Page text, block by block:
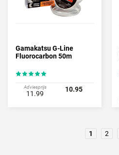
Gamakatsu G-Line
Fluorocarbon 50m
Adviesprijs
11.99
10.95
1 2